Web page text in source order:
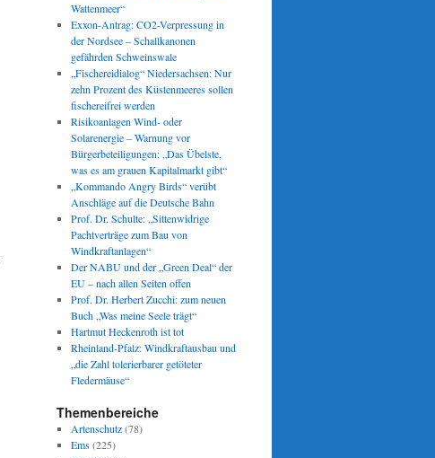
Wattenmeer“
Exxon-Antrag: CO2-Verpressung in
der Nordsee – Schallkanonen
gefährden Schweinswale
„Fischereidialog“ Niedersachsen: Nur
zehn Prozent des Küstenmeeres sollen
fischereifrei werden
Risikoanlagen Wind- oder
Solarenergie – Warnung vor
Bürgerbeteiligungen: „Das Übelste,
was es am grauen Kapitalmarkt gibt“
„Kommando Angry Birds“ verübt
Anschläge auf die Deutsche Bahn
Prof. Dr. Schulte: „Sittenwidrige
Pachtverträge zum Bau von
Windkraftanlagen“
Der NABU und der „Green Deal“ der
EU – nach allen Seiten offen
Prof. Dr. Herbert Zucchi: zum neuen
Buch „Was meine Seele trägt“
Hartmut Heckenroth ist tot
Rheinland-Pfalz: Windkraftausbau und
„die Zahl tolerierbarer getöteter
Fledermäuse“
Themenbereiche
Artenschutz(78)
Ems(225)